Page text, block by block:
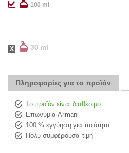
100 ml
30 ml
Πληροφορίες για το προϊόν
Το προϊόν είναι διαθέσιμο
Επωνυμία Armani
100 % εγγύηση για ποιότητα
Πολύ συμφέρουσα τιμή